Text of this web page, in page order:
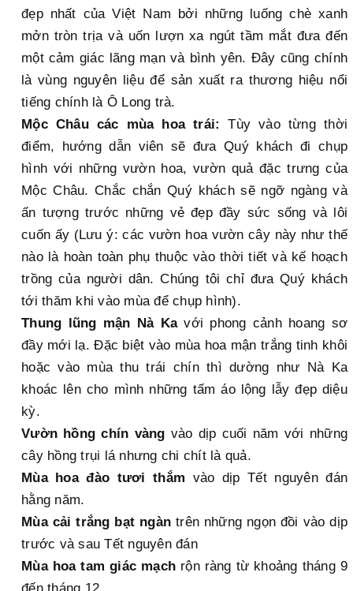
đẹp nhất của Việt Nam bởi những luống chè xanh
mởn tròn trịa và uốn lượn xa ngút tầm mắt đưa đến
một cảm giác lãng mạn và bình yên. Đây cũng chính
là vùng nguyên liệu để sản xuất ra thương hiệu nổi
tiếng chính là Ô Long trà.
Mộc Châu các mùa hoa trái:
Tùy vào từng thời
điểm, hướng dẫn viên sẽ đưa Quý khách đi chụp
hình với những vườn hoa, vườn quả đặc trưng của
Mộc Châu. Chắc chắn Quý khách sẽ ngỡ ngàng và
ấn tượng trước những vẻ đẹp đầy sức sống và lôi
cuốn ấy (Lưu ý: các vườn hoa vườn cây này như thế
nào là hoàn toàn phụ thuộc vào thời tiết và kế hoạch
trồng của người dân. Chúng tôi chỉ đưa Quý khách
tới thăm khi vào mùa để chụp hình).
Thung lũng mận Nà Kavới phong cảnh hoang sơ
đầy mới lạ. Đặc biệt vào mùa hoa mận trắng tinh khôi
hoặc vào mùa thu trái chín thì dường như Nà Ka
khoác lên cho mình những tấm áo lộng lẫy đẹp diệu
kỳ.
Vườn hồng chín vàng vào dịp cuối năm với những
cây hồng trụi lá nhưng chi chít là quả.
Mùa hoa đào tươi thắm vào dịp Tết nguyên đán
hằng năm.
Mùa cải trắng bạt ngàn trên những ngọn đồi vào dịp
trước và sau Tết nguyên đán
Mùa hoa tam giác mạch rộn ràng từ khoảng tháng 9
đến tháng 12